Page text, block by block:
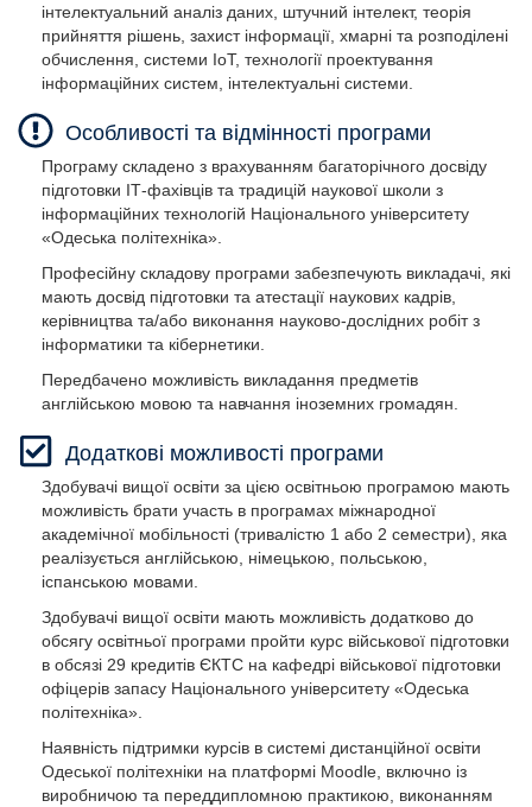
інтелектуальний аналіз даних, штучний інтелект, теорія
прийняття рішень, захист інформації, хмарні та розподілені
обчислення, системи IoT, технології проектування
інформаційних систем, інтелектуальні системи.
Особливості та відмінності програми
Програму складено з врахуванням багаторічного досвіду
підготовки ІТ-фахівців та традицій наукової школи з
інформаційних технологій Національного університету
«Одеська політехніка».
Професійну складову програми забезпечують викладачі, які
мають досвід підготовки та атестації наукових кадрів,
керівництва та/або виконання науково-дослідних робіт з
інформатики та кібернетики.
Передбачено можливість викладання предметів
англійською мовою та навчання іноземних громадян.
Додаткові можливості програми
Здобувачі вищої освіти за цією освітньою програмою мають
можливість брати участь в програмах міжнародної
академічної мобільності (тривалістю 1 або 2 семестри), яка
реалізується англійською, німецькою, польською,
іспанською мовами.
Здобувачі вищої освіти мають можливість додатково до
обсягу освітньої програми пройти курс військової підготовки
в обсязі 29 кредитів ЄКТС на кафедрі військової підготовки
офіцерів запасу Національного університету «Одеська
політехніка».
Наявність підтримки курсів в системі дистанційної освіти
Одеської політехніки на платформі Moodle, включно із
виробничою та переддипломною практикою, виконанням